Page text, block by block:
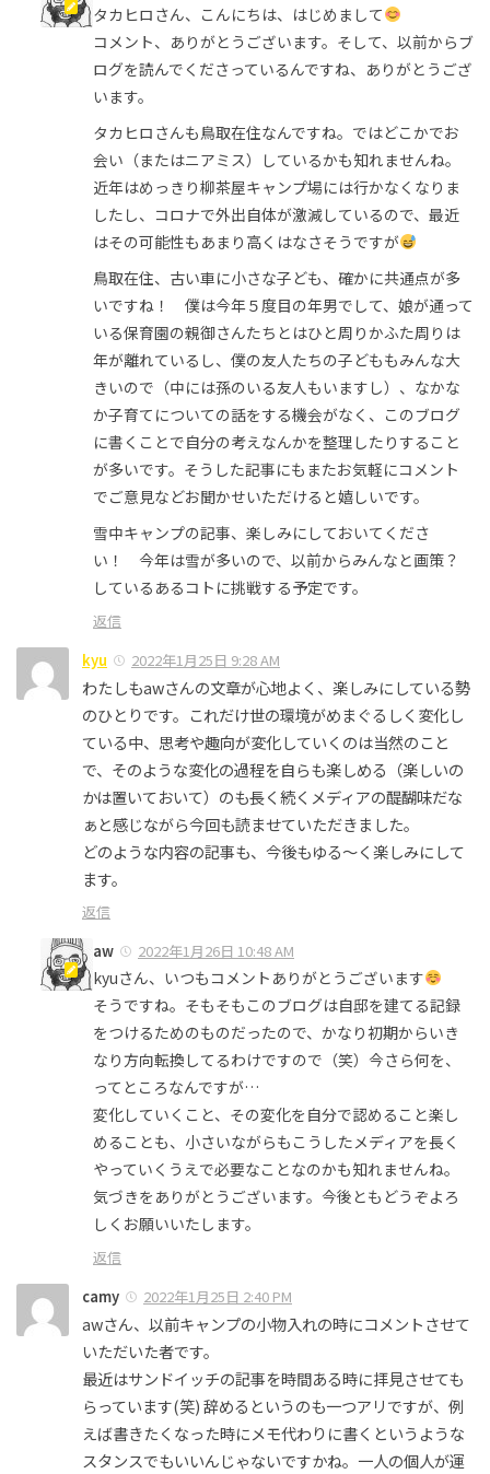
タカヒロさん、こんにちは、はじめまして
コメント、ありがとうございます。そして、以前からブ
ログを読んでくださっているんですね、ありがとうござ
います。
タカヒロさんも鳥取在住なんですね。ではどこかでお
会い（またはニアミス）しているかも知れませんね。
近年はめっきり柳茶屋キャンプ場には行かなくなりま
したし、コロナで外出自体が激減しているので、最近
はその可能性もあまり高くはなさそうですが
鳥取在住、古い車に小さな子ども、確かに共通点が多
いですね！ 僕は今年５度目の年男でして、娘が通って
いる保育園の親御さんたちとはひと周りかふた周りは
年が離れているし、僕の友人たちの子どももみんな大
きいので（中には孫のいる友人もいますし）、なかな
か子育てについての話をする機会がなく、このブログ
に書くことで自分の考えなんかを整理したりすること
が多いです。そうした記事にもまたお気軽にコメント
でご意見などお聞かせいただけると嬉しいです。
雪中キャンプの記事、楽しみにしておいてくださ
い！ 今年は雪が多いので、以前からみんなと画策？
しているあるコトに挑戦する予定です。
返信
kyu
2022年1月25日 9:28 AM
わたしもawさんの文章が心地よく、楽しみにしている勢
のひとりです。これだけ世の環境がめまぐるしく変化し
ている中、思考や趣向が変化していくのは当然のこと
で、そのような変化の過程を自らも楽しめる（楽しいの
かは置いておいて）のも長く続くメディアの醍醐味だな
ぁと感じながら今回も読ませていただきました。
どのような内容の記事も、今後もゆる〜く楽しみにして
ます。
返信
aw
2022年1月26日 10:48 AM
kyuさん、いつもコメントありがとうございます
そうですね。そもそもこのブログは自邸を建てる記録
をつけるためのものだったので、かなり初期からいき
なり方向転換してるわけですので（笑）今さら何を、
ってところなんですが…
変化していくこと、その変化を自分で認めること楽し
めることも、小さいながらもこうしたメディアを長く
やっていくうえで必要なことなのかも知れませんね。
気づきをありがとうございます。今後ともどうぞよろ
しくお願いいたします。
返信
camy
2022年1月25日 2:40 PM
awさん、以前キャンプの小物入れの時にコメントさせて
いただいた者です。
最近はサンドイッチの記事を時間ある時に拝見させても
らっています(笑) 辞めるというのも一つアリですが、例
えば書きたくなった時にメモ代わりに書くというような
スタンスでもいいんじゃないですかね。一人の個人が運